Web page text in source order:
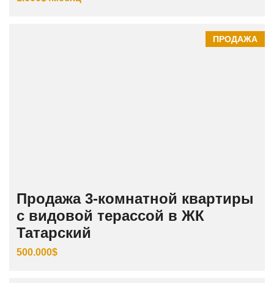
ПРОДАЖА
Продажа 3‑комнатной квартиры
с видовой терассой в ЖК
Татарский
500.000$